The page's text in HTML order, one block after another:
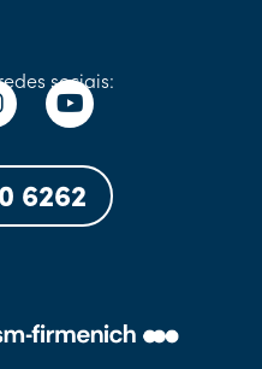
sociais:
6262